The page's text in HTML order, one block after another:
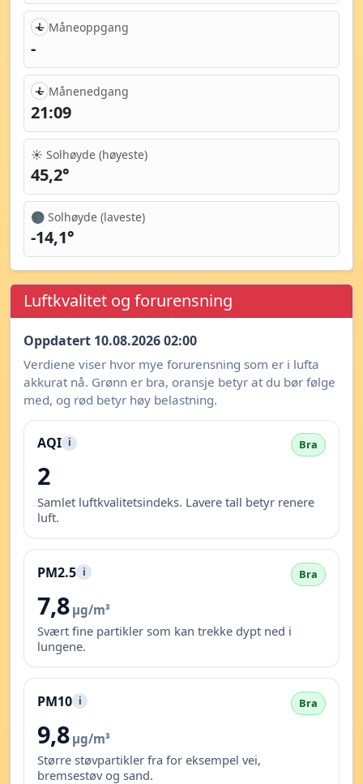
Måneoppgang
-
Månenedgang
21:09
☀️ Solhøyde (høyeste)
45,2°
🌑 Solhøyde (laveste)
-14,1°
Luftkvalitet og forurensning
Oppdatert 10.08.2026 02:00
Verdiene viser hvor mye forurensning som er i lufta
akkurat nå. Grønn er bra, oransje betyr at du bør følge
med, og rød betyr høy belastning.
AQI i Bra
2
Samlet luftkvalitetsindeks. Lavere tall betyr renere
luft.
PM2.5 i Bra
7,8 µg/m³
Svært fine partikler som kan trekke dypt ned i
lungene.
PM10 i Bra
9,8 µg/m³
Større støvpartikler fra for eksempel vei,
bremsestøv og sand.